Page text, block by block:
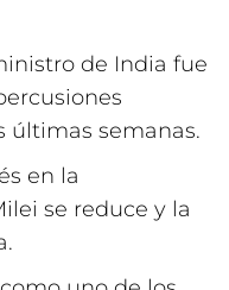
de India fue
últimas semanas.
en la
se reduce y la